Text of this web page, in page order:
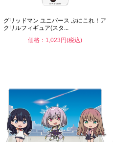
グリッドマン ユニバース ぷにこれ！ア
クリルフィギュア(スタ...
価格：1,023円(税込)